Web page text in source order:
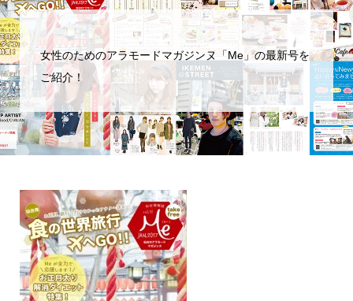
女性のためのアラモードマガジンヌ「Me」の最新号を
ご紹介！